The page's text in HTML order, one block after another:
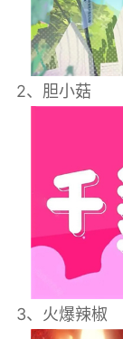
2、胆小菇
3、火爆辣椒